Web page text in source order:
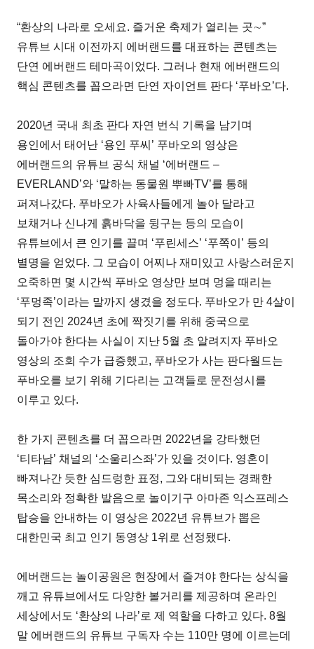
“환상의 나라로 오세요. 즐거운 축제가 열리는 곳∼”
유튜브 시대 이전까지 에버랜드를 대표하는 콘텐츠는
단연 에버랜드 테마곡이었다. 그러나 현재 에버랜드의
핵심 콘텐츠를 꼽으라면 단연 자이언트 판다 ‘푸바오’다.
2020년 국내 최초 판다 자연 번식 기록을 남기며
용인에서 태어난 ‘용인 푸씨’ 푸바오의 영상은
에버랜드의 유튜브 공식 채널 ‘에버랜드 –
EVERLAND’와 ‘말하는 동물원 뿌빠TV’를 통해
퍼져나갔다. 푸바오가 사육사들에게 놀아 달라고
보채거나 신나게 흙바닥을 뒹구는 등의 모습이
유튜브에서 큰 인기를 끌며 ‘푸린세스’ ‘푸쪽이’ 등의
별명을 얻었다. 그 모습이 어찌나 재미있고 사랑스러운지
오죽하면 몇 시간씩 푸바오 영상만 보며 멍을 때리는
‘푸멍족’이라는 말까지 생겼을 정도다. 푸바오가 만 4살이
되기 전인 2024년 초에 짝짓기를 위해 중국으로
돌아가야 한다는 사실이 지난 5월 초 알려지자 푸바오
영상의 조회 수가 급증했고, 푸바오가 사는 판다월드는
푸바오를 보기 위해 기다리는 고객들로 문전성시를
이루고 있다.
한 가지 콘텐츠를 더 꼽으라면 2022년을 강타했던
‘티타남’ 채널의 ‘소울리스좌’가 있을 것이다. 영혼이
빠져나간 듯한 심드렁한 표정, 그와 대비되는 경쾌한
목소리와 정확한 발음으로 놀이기구 아마존 익스프레스
탑승을 안내하는 이 영상은 2022년 유튜브가 뽑은
대한민국 최고 인기 동영상 1위로 선정됐다.
에버랜드는 놀이공원은 현장에서 즐겨야 한다는 상식을
깨고 유튜브에서도 다양한 볼거리를 제공하며 온라인
세상에서도 ‘환상의 나라’로 제 역할을 다하고 있다. 8월
말 에버랜드의 유튜브 구독자 수는 110만 명에 이르는데